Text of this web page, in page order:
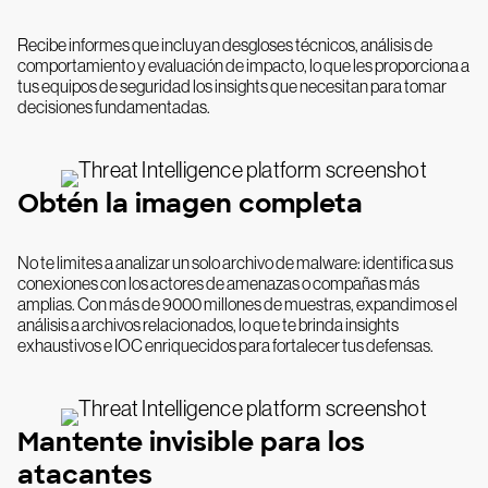
Recibe informes que incluyan desgloses técnicos, análisis de
comportamiento y evaluación de impacto, lo que les proporciona a
tus equipos de seguridad los insights que necesitan para tomar
decisiones fundamentadas.
Obtén la imagen completa
No te limites a analizar un solo archivo de malware: identifica sus
conexiones con los actores de amenazas o compañas más
amplias. Con más de 9000 millones de muestras, expandimos el
análisis a archivos relacionados, lo que te brinda insights
exhaustivos e IOC enriquecidos para fortalecer tus defensas.
Mantente invisible para los
atacantes